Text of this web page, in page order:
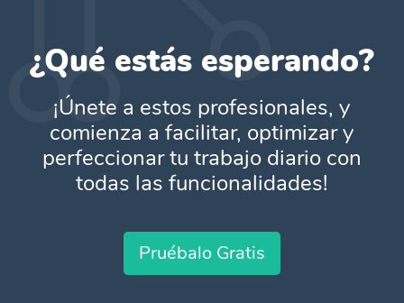
¿Qué estás esperando?
¡Únete a estos profesionales, y
comienza a facilitar, optimizar y
perfeccionar tu trabajo diario con
todas las funcionalidades!
Pruébalo Gratis